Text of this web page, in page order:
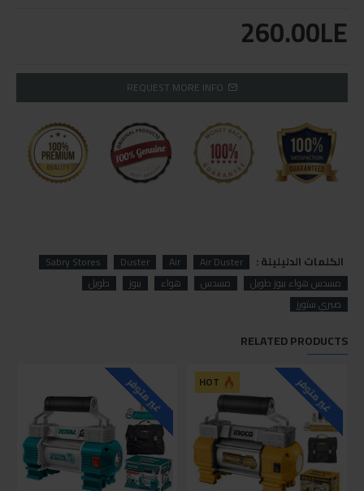
260.00LE
REQUEST MORE INFO
الكلمات الدليليلة : Air Duster
Air
Duster
Sabry Stores
مسدس هواء ببوز طويل
مسدس هواء ببوز
طويل
صبري ستورز
RELATED PRODUCTS
HOT غير متوفر غير متوفر